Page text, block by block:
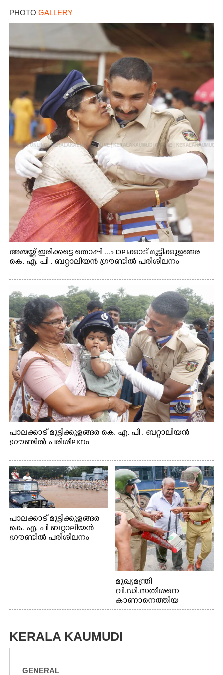
PHOTO GALLERY
അമ്മയ്ക്ക് ഇരിക്കട്ടെ തൊപ്പി ...പാലക്കാട് മുട്ടിക്കുളങ്ങര
കെ. എ. പി . ബറ്റാലിയൻ ഗ്രൗണ്ടിൽ പരിശീലനം
പാലക്കാട് മുട്ടിക്കുളങ്ങര കെ. എ. പി . ബറ്റാലിയൻ
ഗ്രൗണ്ടിൽ പരിശീലനം
പാലക്കാട് മുട്ടിക്കുളങ്ങര
കെ. എ. പി ബറ്റാലിയൻ
ഗ്രൗണ്ടിൽ പരിശീലനം
മുഖ്യമന്ത്രി
വി.ഡി.സതീശനെ
കാണാനെത്തിയ
മോഹനൻ നായർ
KERALA KAUMUDI
GENERAL